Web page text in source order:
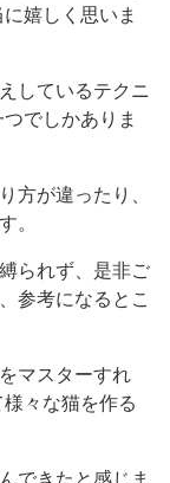
嬉しく思いま
しているテクニ
でしかありま
方が違ったり、
。
られず、是非ご
参考になるとこ
マスターすれ
々な猫を作る
できたと感じま